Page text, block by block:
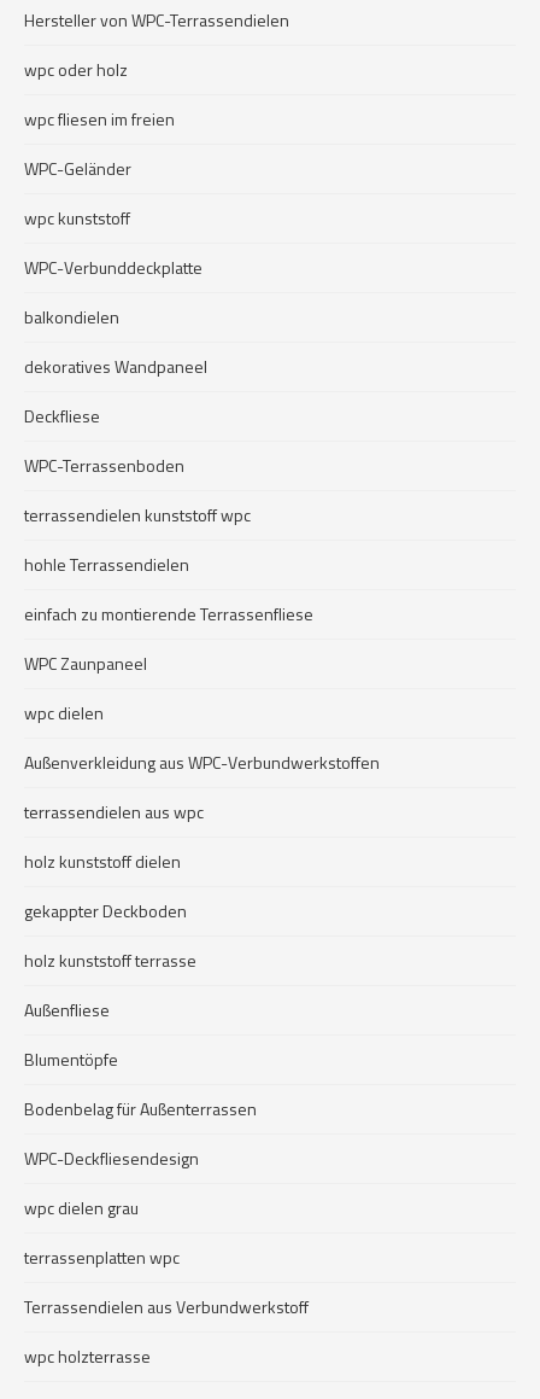
Hersteller von WPC-Terrassendielen
wpc oder holz
wpc fliesen im freien
WPC-Geländer
wpc kunststoff
WPC-Verbunddeckplatte
balkondielen
dekoratives Wandpaneel
Deckfliese
WPC-Terrassenboden
terrassendielen kunststoff wpc
hohle Terrassendielen
einfach zu montierende Terrassenfliese
WPC Zaunpaneel
wpc dielen
Außenverkleidung aus WPC-Verbundwerkstoffen
terrassendielen aus wpc
holz kunststoff dielen
gekappter Deckboden
holz kunststoff terrasse
Außenfliese
Blumentöpfe
Bodenbelag für Außenterrassen
WPC-Deckfliesendesign
wpc dielen grau
terrassenplatten wpc
Terrassendielen aus Verbundwerkstoff
wpc holzterrasse